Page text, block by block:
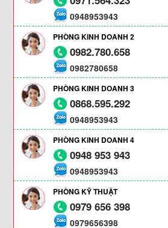
0948953943
PHÒNG KINH DOANH 2
0982.780.658
0982780658
PHÒNG KINH DOANH 3
0868.595.292
0948953943
PHÒNG KINH DOANH 4
0948 953 943
0948953943
PHÒNG KỸ THUẬT
0979 656 398
0979656398